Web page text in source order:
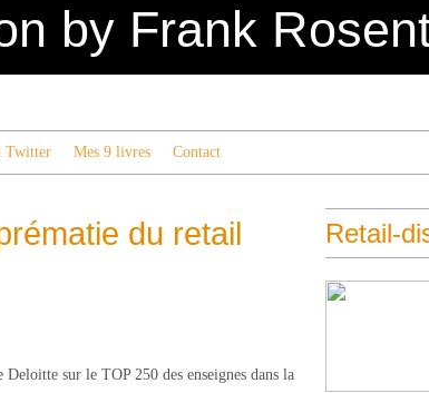
by Frank
Twitter Mes 9 livres Contact
du retail
sur le TOP 250 des enseignes dans la
Retail-